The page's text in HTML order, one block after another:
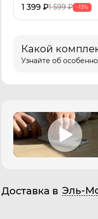
1 399 ₽1 599₽ -13%
Какой
Узнайте об
Доставка в Эль-